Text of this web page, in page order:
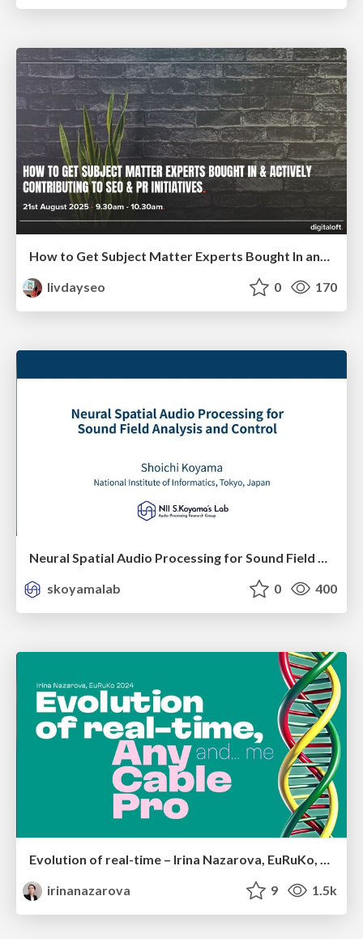
livdayseo
0 170
Neural Spatial Audio Processing for Sound Field Analysis and Control
skoyamalab
0 400
Evolution of real-time – Irina Nazarova, EuRuKo, 2024
irinanazarova
9 1.5k